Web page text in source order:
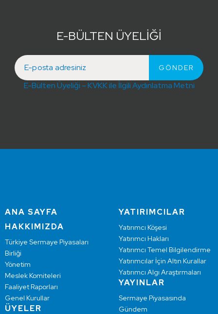
E-BÜLTEN ÜYELİĞİ
E-Bülten Üyeliği – KVKK ile İlgili Aydınlatma Metni
ANA SAYFA
HAKKIMIZDA
Türkiye Sermaye Piyasaları
Birliği
Yönetim
Meslek Komiteleri
Faaliyet Raporları
Genel Kurullar
ÜYELER
YATIRIMCILAR
Yatırımcı Köşesi
Yatırımcı Hakları
Yatırımcı Temel Bilgilendirme
Yatırımcılar İçin Altın Kurallar
Yatırımcı Algı Araştırmaları
YAYINLAR
Sermaye Piyasasında
Gündem